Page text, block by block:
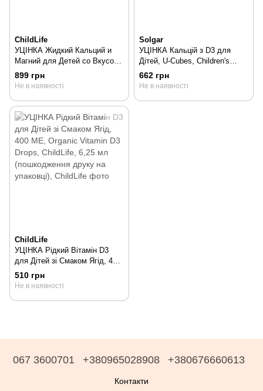
ChildLife
УЦІНКА Жидкий Кальций и
Магний для Детей со Вкусом
Апельсина, Calcium with
Magnesium, ChildLife, 473 мл
мл
899 грн
Не в наявності
Solgar
УЦІНКА Кальцій з D3 для
Дітей, U-Cubes, Children's
Calcium With D3, Solgar, 120
жувальних цукерок (пом'ята
662 грн
Не в наявності
ChildLife
УЦІНКА Рідкий Вітамін D3
для Дітей зі Смаком Ягід, 400
МЕ, Organic Vitamin D3 Drops,
ChildLife, 6,25 мл
упаковці), 6,25 мл
510 грн
Не в наявності
067 3600701 +380965028908 +380676660613
Контакти